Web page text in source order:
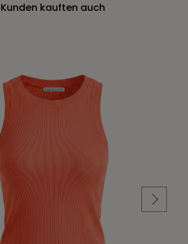
Kunden kauften auch